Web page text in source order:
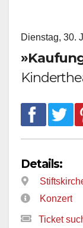
Dienstag, 30.
Details:
Konzert
Ticket